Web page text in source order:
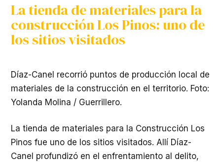
La tienda de materiales para la
construcción Los Pinos: uno de
los sitios visitados
Díaz-Canel recorrió puntos de producción local de
materiales de la construcción en el territorio. Foto:
Yolanda Molina / Guerrillero.
La tienda de materiales para la Construcción Los
Pinos fue uno de los sitios visitados. Allí Díaz-
Canel profundizó en el enfrentamiento al delito,